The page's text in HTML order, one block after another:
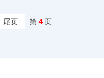
尾页 第 4页